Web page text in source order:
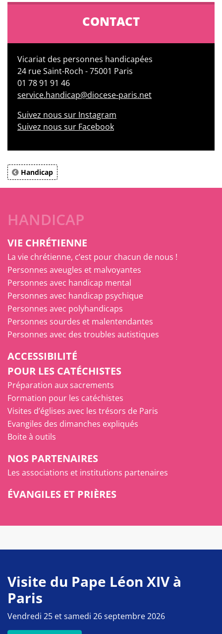
CONTACT
Vicariat des personnes handicapées
24 rue Saint-Roch - 75001 Paris
01 78 91 91 46
service.handicap@diocese-paris.net
Suivez nous sur Instagram
Suivez nous sur Facebook
Handicap
HANDICAP
VIE CHRÉTIENNE
La vie chrétienne, c’est pour chacun de nous !
Personnes aveugles et malvoyantes
Personnes avec handicap mental
Personnes avec handicap psychique
Personnes avec polyhandicaps
Personnes sourdes et malentendantes
Personnes avec des troubles autistiques
ACCESSIBILITÉ
POUR LES CATÉCHISTES
Préparation aux sacrements
Formation pour les catéchistes
Visites d’églises avec les trésors de Paris
Evangiles des dimanches expliqués
Boite à outils
NOS PARTENAIRES
Les associations et institutions partenaires
ÉVANGILES ET PRIÈRES
Visite du Pape Léon XIV à
Paris
Vendredi 25 et samedi 26 septembre 2026